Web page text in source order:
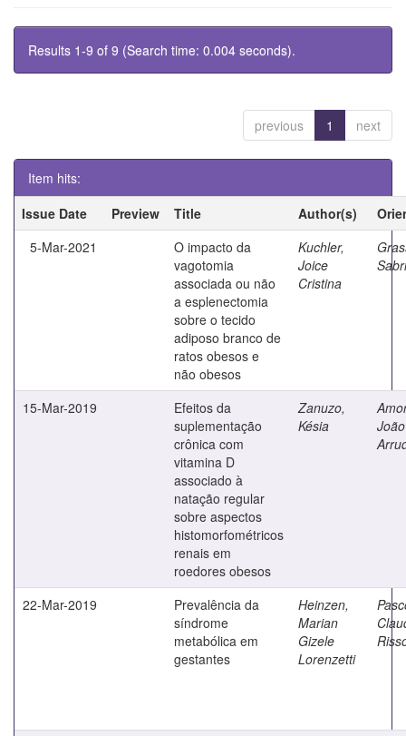
Results 1-9 of 9 (Search time: 0.004 seconds).
previous 1 next
Item hits:
Issue Date
Preview Title Author(s)
5-Mar-2021
O impacto da
vagotomia
associada ou não
a esplenectomia
sobre o tecido
adiposo branco de
ratos obesos e
não obesos
Kuchler,
Joice
Cristina
15-Mar-2019
Efeitos da
suplementação
crônica com
vitamina D
associado à
natação regular
sobre aspectos
histomorfométricos
renais em
roedores obesos
Zanuzo,
Késia
22-Mar-2019
Prevalência da
síndrome
metabólica em
gestantes
Heinzen,
Marian
Gizele
Lorenzetti